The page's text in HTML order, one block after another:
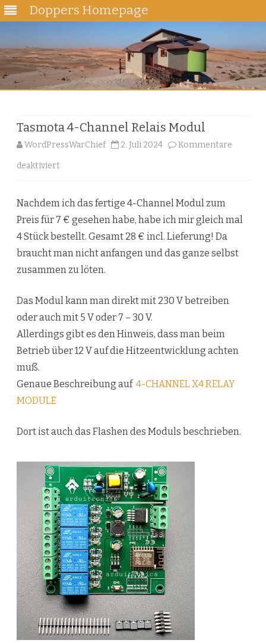
Doppers Homepage
Tasmota 4-Channel Relais Modul
WordPressWarChief 2. Juli 2024 Kommentare
deaktiviert
4-
Channel
Relais
Modul
Nachdem ich das fertige 4-Channel Modul zum
Preis für 7 € gesehen habe, habe ich mir gleich mal
4 Stück bestellt. Gesamt 28 € incl. Lieferung! Da
braucht man nicht anfangen und das ganze selbst
zusammen zu löten.
Das Modul kann man direkt mit 230 V betreiben
oder auch mit 5 V oder 7 – 30 V.
Allerdings gibt es den Hinweis, dass man beim
Betrieb über 12 V auf die Hitzeentwicklung achten
muß.
Genaue Beschreibung auf 4-CHANNEL X4 RELAY
MODULE
Dort ist auch das Flashen des Moduls beschrieben.